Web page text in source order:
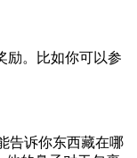
。比如你可以参
诉你东西藏在哪